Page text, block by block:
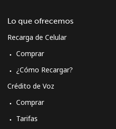
Lo que ofrecemos
Recarga de Celular
Comprar
¿Cómo Recargar?
Crédito de Voz
Comprar
Tarifas